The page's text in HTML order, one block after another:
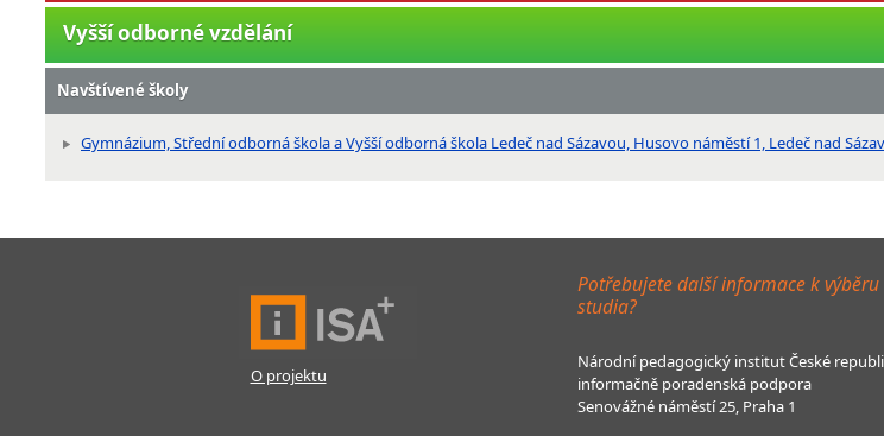
Vyšší odborné vzdělání
Navštívené školy
Gymnázium, Střední odborná škola a Vyšší odborná škola Ledeč nad Sázavou, Husovo náměstí 1, Ledeč nad
O projektu
Potřebujete další informace k výběru
studia?
Národní pedagogický institut České
informačně poradenská podpora
Senovážné náměstí 25, Praha 1